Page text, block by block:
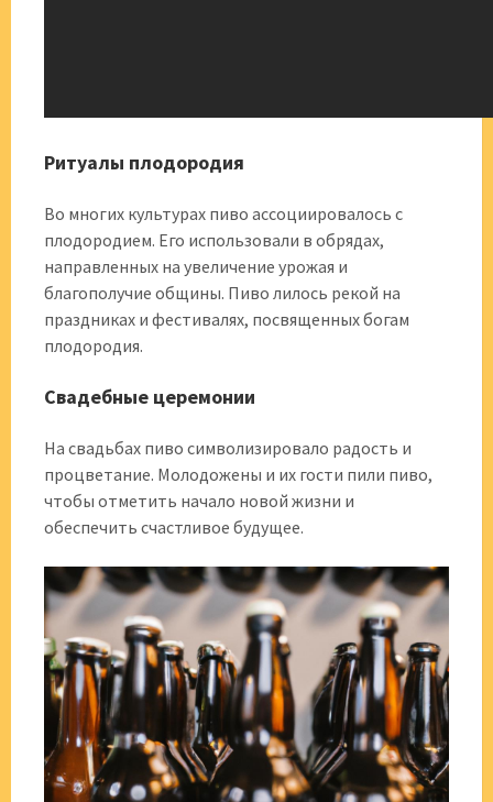
Ритуалы плодородия
Во многих культурах пиво ассоциировалось с
плодородием. Его использовали в обрядах,
направленных на увеличение урожая и
благополучие общины. Пиво лилось рекой на
праздниках и фестивалях, посвященных богам
плодородия.
Свадебные церемонии
На свадьбах пиво символизировало радость и
процветание. Молодожены и их гости пили пиво,
чтобы отметить начало новой жизни и
обеспечить счастливое будущее.